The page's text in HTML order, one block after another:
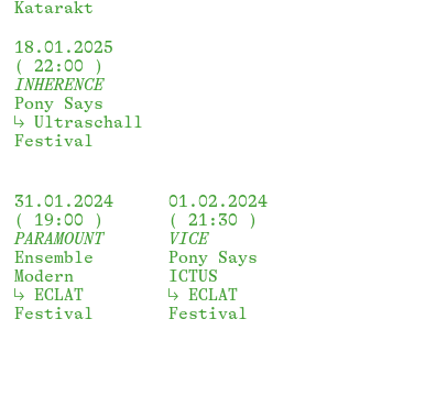
Katarakt
18.01.2025
22:00
INHERENCE
Pony Says
Ultraschall
Festival
31.01.2024
19:00
PARAMOUNT
Ensemble
Modern
ECLAT
Festival
01.02.2024
21:30
VICE
Pony Says
ICTUS
ECLAT
Festival